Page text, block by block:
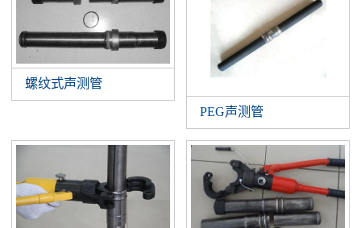
螺纹式声测管
PEG声测管